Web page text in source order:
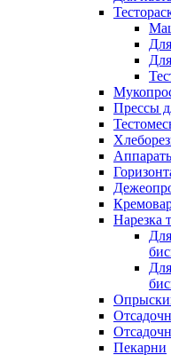
Прессы
Нарезка
Пекарни